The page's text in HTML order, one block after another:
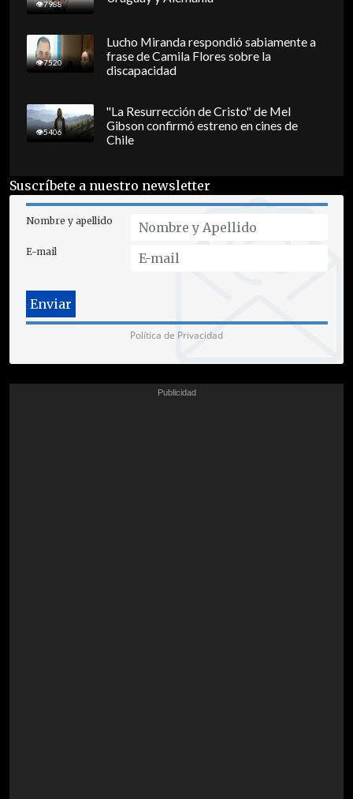
7988
7520
Lucho Miranda respondió sabiamente a
frase de Camila Flores sobre la
discapacidad
5406
"La Resurrección de Cristo" de Mel
Gibson confirmó estreno en cines de
Chile
Suscríbete a nuestro newsletter
Nombre y apellido
E-mail
Política de Privacidad